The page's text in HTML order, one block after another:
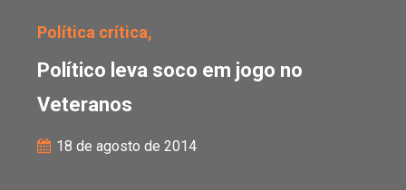
Política crítica,
Político leva soco em jogo no
Veteranos
18 de agosto de 2014